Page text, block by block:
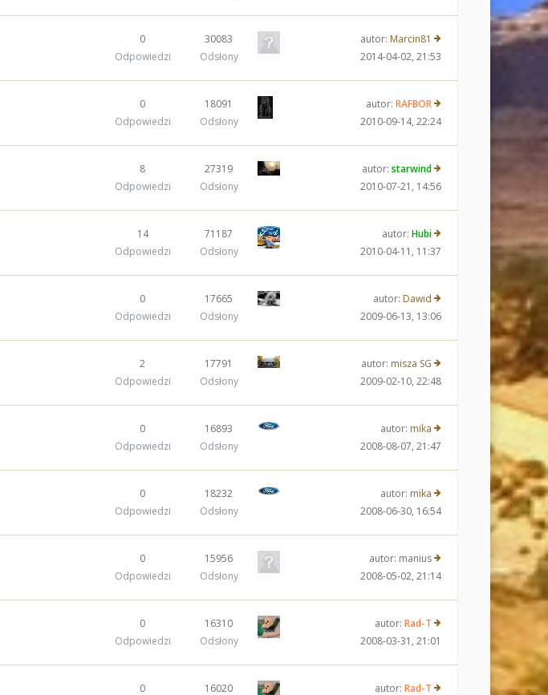
0
Odpowiedzi
30083
Odsłony
autor: Marcin81
2014-04-02, 21:53
0
Odpowiedzi
18091
Odsłony
autor: RAFBOR
2010-09-14, 22:24
8
Odpowiedzi
27319
Odsłony
autor: starwind
2010-07-21, 14:56
14
Odpowiedzi
71187
Odsłony
autor: Hubi
2010-04-11, 11:37
0
Odpowiedzi
17665
Odsłony
autor: Dawid
2009-06-13, 13:06
2
Odpowiedzi
17791
Odsłony
autor: misza SG
2009-02-10, 22:48
0
Odpowiedzi
16893
Odsłony
autor: mika
2008-08-07, 21:47
0
Odpowiedzi
18232
Odsłony
autor: mika
2008-06-30, 16:54
0
Odpowiedzi
15956
Odsłony
autor: manius
2008-05-02, 21:14
0
Odpowiedzi
16310
Odsłony
autor: Rad-T
2008-03-31, 21:01
0
16020
autor: Rad-T